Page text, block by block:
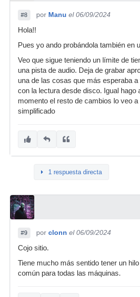
#8 por Manu el 06/09/2024
Hola!!
Pues yo ando probándola también en
Veo que sigue teniendo un límite de
una pista de audio. Deja de grabar
una de las cosas que más esperaba
con la lectura desde disco. Igual
momento el resto de cambios lo veo
simplificado
1 respuesta directa
#9 por clonn el 06/09/2024
Cojo sitio.
Tiene mucho más sentido tener un
común para todas las máquinas.